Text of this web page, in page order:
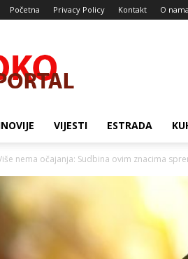
Početna Privacy Policy Kontakt O nama
VIJESTI ESTRADA
nema očajanja: Sudbina ovim znacima